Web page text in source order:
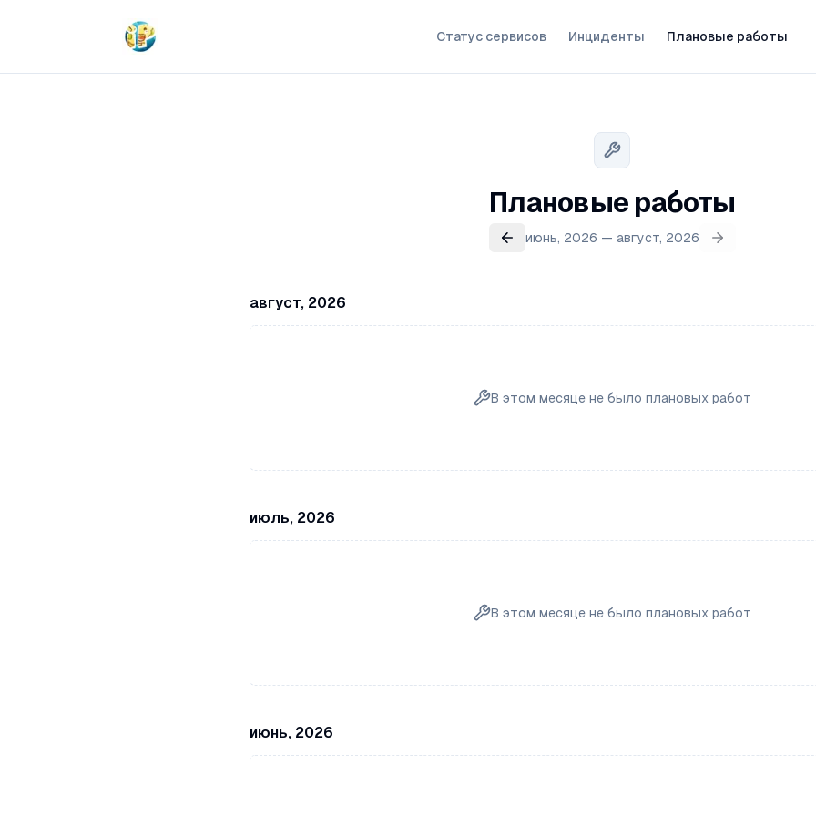
Статус сервисов Инциденты Плановые работы
Плановые работы
июнь, 2026 — август, 2026
август, 2026
В этом месяце не было плановых работ
июль, 2026
В этом месяце не было плановых работ
июнь, 2026